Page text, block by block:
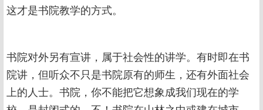
这才是书院教学的方式。
书院对外另有宣讲，属于社会性的讲学。有时即在书
院讲，但听众不只是书院原有的师生，还有外面社会
上的人士。书院，你不能把它想象成我们现在的学